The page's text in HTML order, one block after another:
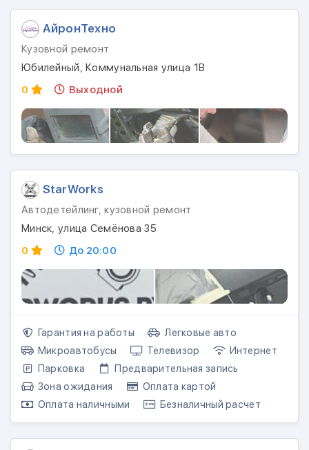
АйронТехно
Кузовной ремонт
Юбилейный, Коммунальная улица 1В
0
Выходной
StarWorks
Автодетейлинг, кузовной ремонт
Минск, улица Семёнова 35
0
До 20:00
Гарантия на работы
Легковые авто
Микроавтобусы
Телевизор
Интернет
Парковка
Предварительная запись
Зона ожидания
Оплата картой
Оплата наличными
Безналичный расчет